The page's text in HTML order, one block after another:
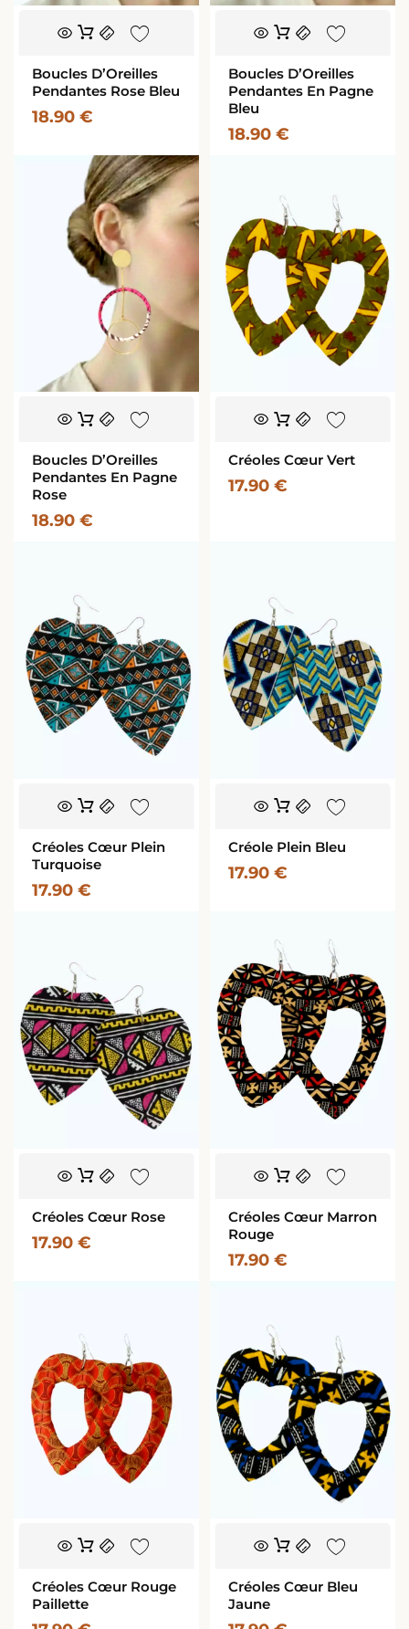
Boucles D’Oreilles
Pendantes Rose Bleu
18.90 €
Boucles D’Oreilles
Pendantes En Pagne
Bleu
18.90 €
Boucles D’Oreilles
Pendantes En Pagne
Rose
18.90 €
Créoles Cœur Vert
17.90 €
Créoles Cœur Plein
Turquoise
17.90 €
Créole Plein Bleu
17.90 €
Créoles Cœur Rose
17.90 €
Créoles Cœur Marron
Rouge
17.90 €
Créoles Cœur Rouge
Paillette
Créoles Cœur Bleu
Jaune